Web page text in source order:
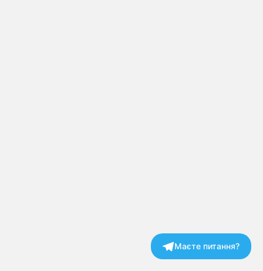
Маєте питання?